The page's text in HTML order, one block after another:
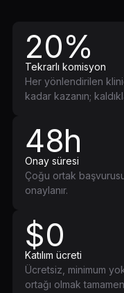
20%
Tekrarlı komisyon
Her yönlendirilen
kadar kazanın;
48h
Onay süresi
Çoğu ortak
onaylanır.
$0
Katılım ücreti
Ücretsiz, minimum
ortağı olmak